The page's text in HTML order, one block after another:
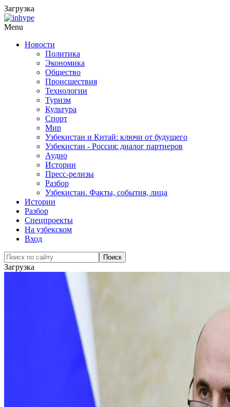
Загрузка
Menu
Новости
Политика
Экономика
Общество
Происшествия
Технологии
Туризм
Культура
Спорт
Мир
Узбекистан и Китай: ключи от будущего
Узбекистан - Россия: диалог партнеров
Аудио
Истории
Пресс-релизы
Разбор
Узбекистан. Факты, события, лица
Истории
Разбор
Спецпроекты
На узбекском
Вход
Загрузка